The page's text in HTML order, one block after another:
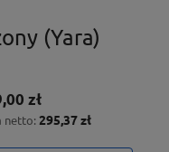
(Yara)
zł
netto: 295,37 zł